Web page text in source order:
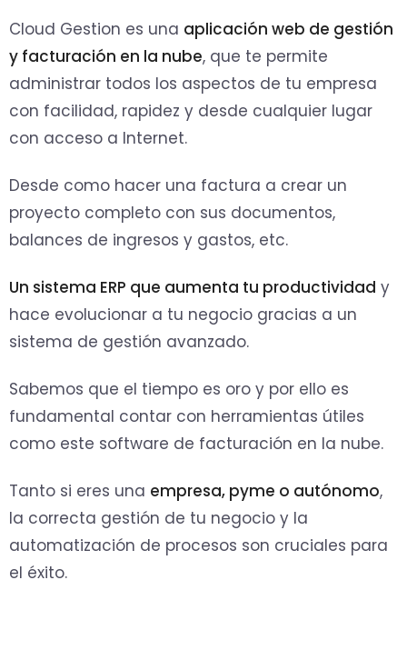
Cloud Gestion es una aplicación web de gestión
y facturación en la nube, que te permite
administrar todos los aspectos de tu empresa
con facilidad, rapidez y desde cualquier lugar
con acceso a Internet.
Desde como hacer una factura a crear un
proyecto completo con sus documentos,
balances de ingresos y gastos, etc.
Un sistema ERP que aumenta tu productividad y
hace evolucionar a tu negocio gracias a un
sistema de gestión avanzado.
Sabemos que el tiempo es oro y por ello es
fundamental contar con herramientas útiles
como este software de facturación en la nube.
Tanto si eres una empresa, pyme o autónomo,
la correcta gestión de tu negocio y la
automatización de procesos son cruciales para
el éxito.